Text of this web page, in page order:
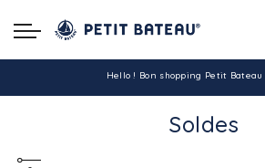
Hello ! Bon shopping Petit
Soldes